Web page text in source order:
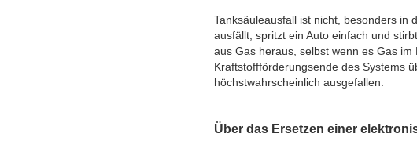
Tanksäuleausfall ist nicht, besonders in
ausfällt, spritzt ein Auto einfach und
aus Gas heraus, selbst wenn es Gas
Kraftstoffförderungsende des Systems
höchstwahrscheinlich ausgefallen.
Über das Ersetzen einer